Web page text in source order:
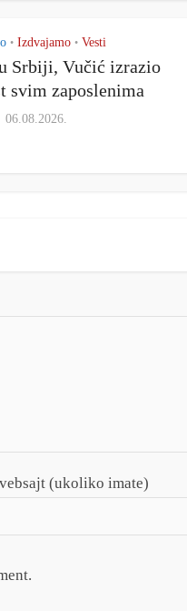
• Izdvajamo • Vesti
Srbiji, Vučić izrazio
svim zaposlenima
06.08.2026.
(ukoliko imate)